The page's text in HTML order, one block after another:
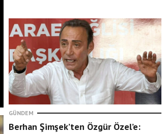
GÜNDEM
Berhan Şimşek’ten Özgür Özel’e: